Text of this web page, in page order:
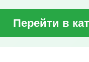
Перейти в